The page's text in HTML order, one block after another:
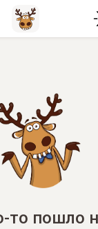
то пошло